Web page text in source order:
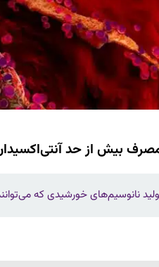
بیش از حد
نانوسیم‌های خورشیدی که می‌توانند سطوح را ۱۰۰